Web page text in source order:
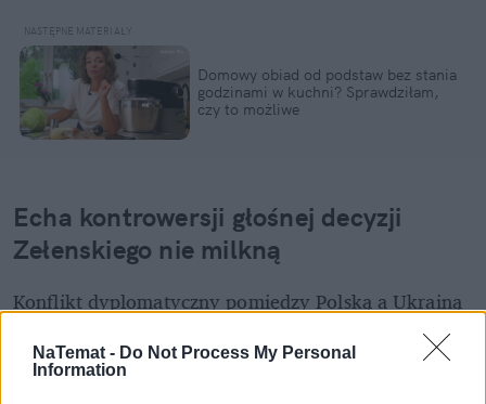
NaTemat - Do Not Process My Personal
Information
Domowy obiad od podstaw bez stania
godzinami w kuchni? Sprawdziłam,
czy to możliwe
Echa kontrowersji głośnej decyzji
Zełenskiego nie milkną
Konflikt dyplomatyczny pomiędzy Polską a Ukrainą
Dnieprem, ale także w mediach
międzynarodowych